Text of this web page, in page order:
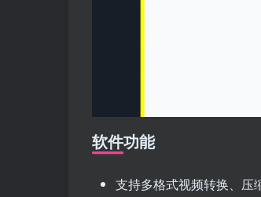
软件功能
支持多格式视频转换、压